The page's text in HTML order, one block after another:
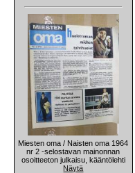
Miesten oma / Naisten oma 1964
nr 2 -selostavan mainonnan
osoitteeton julkaisu, kääntölehti
Näytä